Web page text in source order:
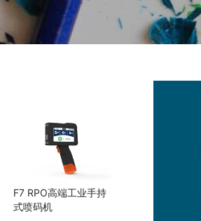
F7 RPO高端工业手持
式喷码机